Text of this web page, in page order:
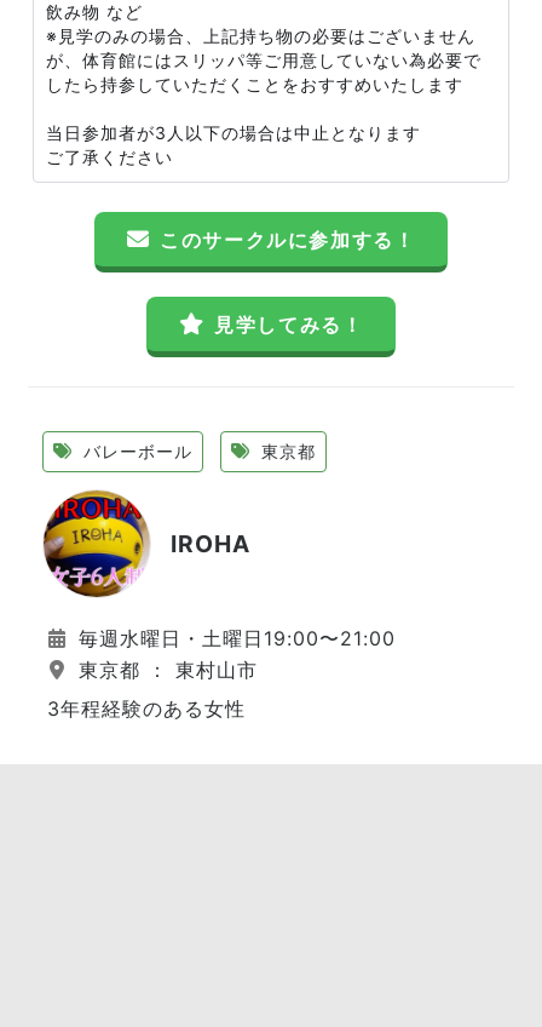
飲み物 など
※見学のみの場合、上記持ち物の必要はございません
が、体育館にはスリッパ等ご用意していない為必要で
したら持参していただくことをおすすめいたします
当日参加者が3人以下の場合は中止となります
ご了承ください
このサークルに参加する！
見学してみる！
バレーボール 東京都
IROHA
毎週水曜日・土曜日19:00〜21:00
東京都 ： 東村山市
3年程経験のある女性